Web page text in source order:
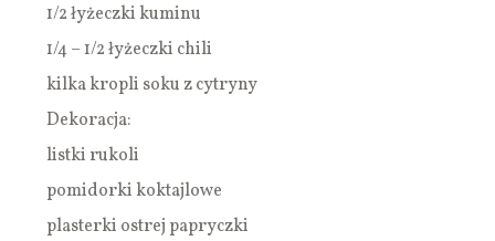
1/2 łyżeczki kuminu
1/4 – 1/2 łyżeczki chili
kilka kropli soku z cytryny
Dekoracja:
listki rukoli
pomidorki koktajlowe
plasterki ostrej papryczki